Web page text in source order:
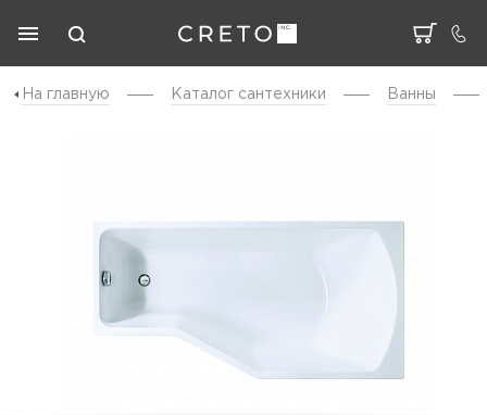
На главную Каталог cантехники Ванны